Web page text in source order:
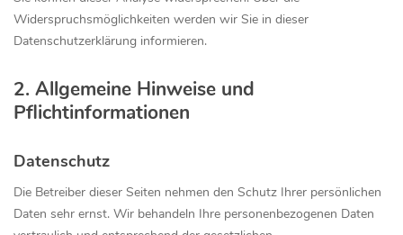
Widerspruchsmöglichkeiten werden wir Sie in dieser
Datenschutzerklärung informieren.
2. Allgemeine Hinweise und
Pflichtinformationen
Datenschutz
Die Betreiber dieser Seiten nehmen den Schutz Ihrer persönlichen
Daten sehr ernst. Wir behandeln Ihre personenbezogenen Daten